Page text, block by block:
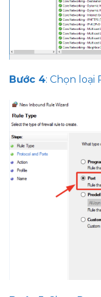
Bước 4: Chọn loại